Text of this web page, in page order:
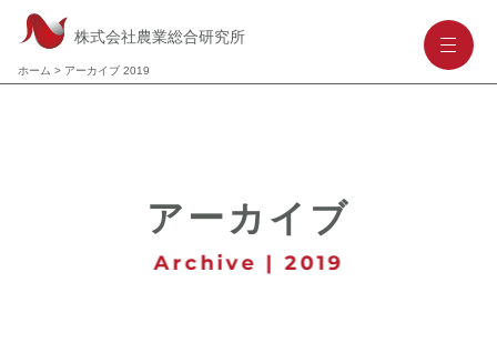
株式会社農業総合研究所
ホーム > アーカイブ 2019
--
アーカイブ
Archive | 2019